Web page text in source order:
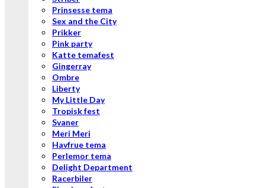
Prinsesse tema
Sex and the City
Prikker
Pink party
Katte temafest
Gingerray
Ombre
Liberty
My Little Day
Tropisk fest
Svaner
Meri Meri
Havfrue tema
Perlemor tema
Delight Department
Racerbiler